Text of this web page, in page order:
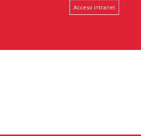
Acceso intranet